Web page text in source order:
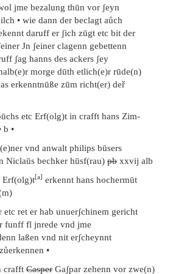
jme bezalung thūn vor ʃeyn
• wie dann der beclagt aůch
daruff er ʃich zūgt etc bit der
Jn ʃeiner clagenn gebettenn
ʃag hanns des ackers ʃey
morge dūth etlich(e)r rūde(n)
erkenntnūße zūm richt(er) deř
etc Erf(olg)t in crafft hans Zim-
b •
vnd anwalt philips būsers
Niclaūs bechker hūsf(rau) pb xxvij alb
Erf(olg)t[a] erkennt hans hochermūt
etc ret er hab unuerʃchinem gericht
funff fl jnrede vnd jme
laßen vnd nit erʃcheynnt
•
crafft Casper Gaʃpar zehenn vor zwe(n)